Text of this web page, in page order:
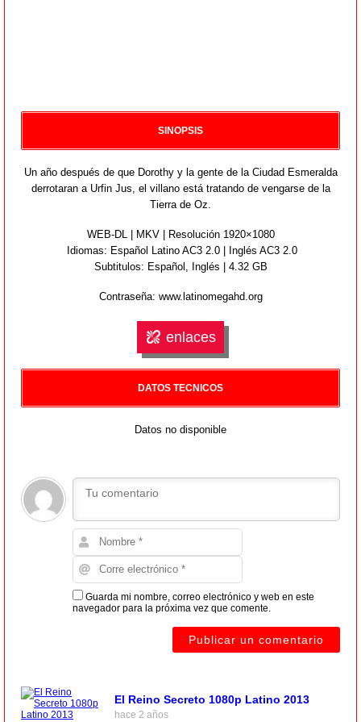
SINOPSIS
Un año después de que Dorothy y la gente de la Ciudad Esmeralda
derrotaran a Urfin Jus, el villano está tratando de vengarse de la
Tierra de Oz.
WEB-DL | MKV | Resolución 1920×1080
Idiomas: Español Latino AC3 2.0 | Inglés AC3 2.0
Subtitulos: Español,
Inglés | 4.32 GB
Contraseña: www.latinomegahd.org
enlaces
DATOS TECNICOS
Datos no disponible
Guarda mi nombre, correo electrónico y web en este
navegador para la próxima vez que comente.
El Reino Secreto 1080p Latino 2013
hace 2 años